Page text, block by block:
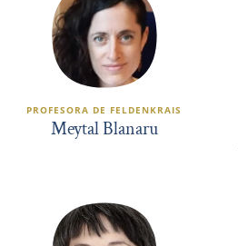
PROFESORA DE FELDENKRAIS
Meytal Blanaru